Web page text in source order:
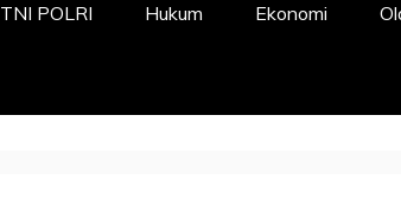
TNI POLRI Hukum Ekonomi